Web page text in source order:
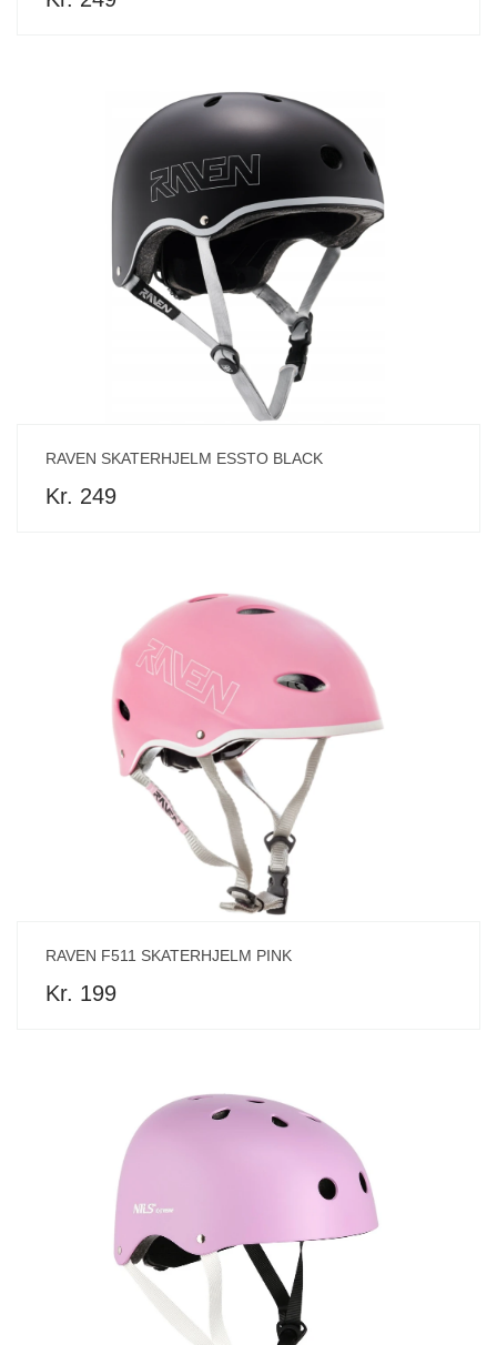
RAVEN SKATERHJELM ESSTO BLACK
Kr. 249
RAVEN F511 SKATERHJELM PINK
Kr. 199